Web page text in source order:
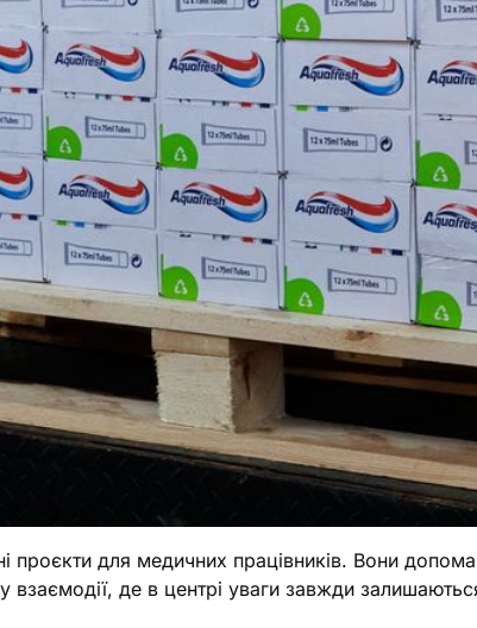
проєкти для медичних працівників. Вони
де в центрі уваги завжди